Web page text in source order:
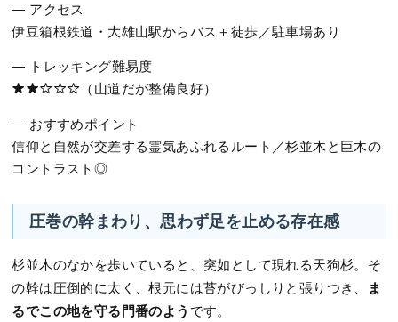
― アクセス
伊豆箱根鉄道・大雄山駅からバス＋徒歩／駐車場あり
― トレッキング難易度
★★☆☆☆（山道だが整備良好）
― おすすめポイント
信仰と自然が交差する霊気あふれるルート／杉並木と巨木の
コントラスト◎
圧巻の幹まわり、思わず足を止める存在感
杉並木のなかを歩いていると、突如として現れる天狗杉。そ
の幹は圧倒的に太く、根元には苔がびっしりと張りつき、
ま
るでこの地を守る門番のよう です。